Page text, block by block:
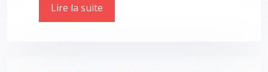
Lire la suite